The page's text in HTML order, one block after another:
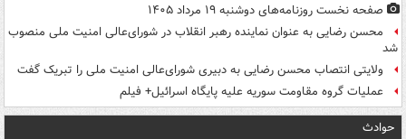
صفحه نخست روزنامه‌های دوشنبه ۱۹ مرداد ۱۴۰۵
محسن رضایی به عنوان نماینده رهبر انقلاب در شورای‌عالی امنیت ملی منصوب
شد
ولایتی انتصاب محسن رضایی به دبیری شورای‌عالی امنیت ملی را تبریک گفت
عملیات گروه مقاومت سوریه علیه پایگاه اسرائیل+ فیلم
حوادث